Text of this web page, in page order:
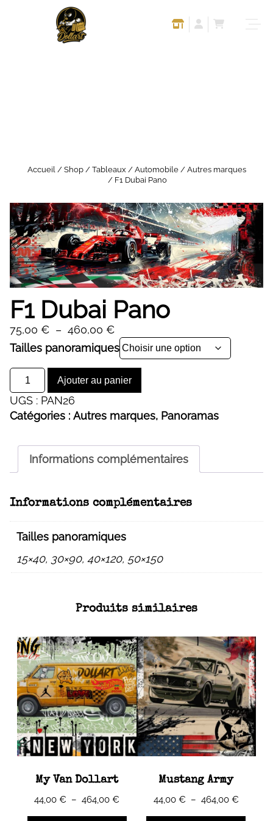
Accueil/ Shop/ Tableaux / Automobile/ Autres marques
/ F1 Dubai Pano
F1 Dubai Pano
75,00 € – 460,00 €Plage
de
prix :
75,00 €
à
Tailles panoramiques
quantité
de
F1
Dubai
Ajouter au panier
Alternative:
UGS : PAN26
Catégories : Autres marques, Panoramas
Informations complémentaires
Informations complémentaires
Tailles panoramiques
15×40, 30×90, 40×120, 50×150
Produits similaires
My Van Dollart
44,00€ – 464,00€
Mustang Army
44,00 € – 464,00 €Plage